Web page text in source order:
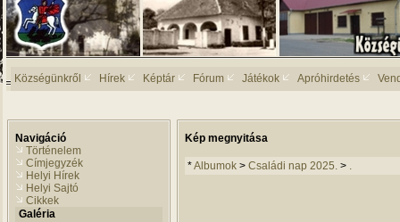
Községünkről Hírek Képtár Fórum Játékok Apróhirdetés
Navigáció
Történelem
Címjegyzék
Helyi Hírek
Helyi Sajtó
Cikkek
Galéria
Kép megnyitása
*Albumok > Családi nap 2025. > .